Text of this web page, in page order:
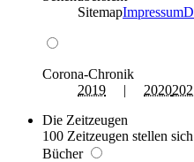
SitemapImpressum
Corona-Chronik
2019 | 2020
Die Zeitzeugen
100 Zeitzeugen stellen
Bücher